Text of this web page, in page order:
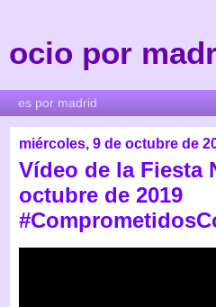
ocio por
miércoles, 9 de octubre de
Vídeo de la Fiesta
octubre de 2019